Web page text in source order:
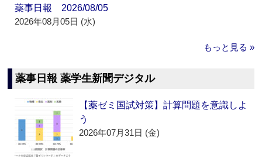
薬事日報 2026/08/05
2026年08月05日 (水)
もっと見る »
薬事日報 薬学生新聞デジタル
【薬ゼミ国試対策】計算問題を意識しよ
う
2026年07月31日 (金)